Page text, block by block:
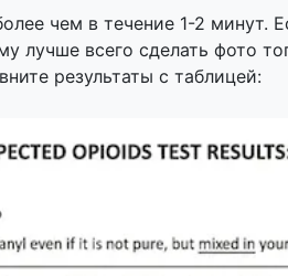
чем в течение 1-2 минут.
лучше всего сделать фото
результаты с таблицей: